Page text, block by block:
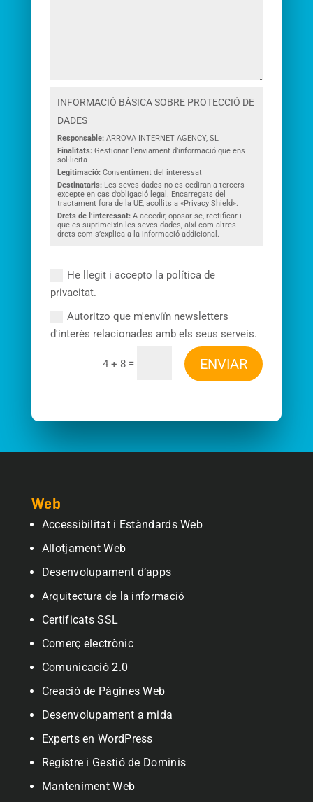
INFORMACIÓ BÀSICA SOBRE PROTECCIÓ DE
DADES
Responsable: ARROVA INTERNET AGENCY, SL
Finalitats:Gestionar l’enviament d’informació que ens
sol·licita
Legitimació: Consentiment del interessat
Destinataris: Les seves dades no es cediran a tercers
excepte en cas d’obligació legal. Encarregats del
tractament fora de la UE, acollits a «Privacy Shield».
Drets de l’interessat:A accedir, oposar-se, rectificar i
que es suprimeixin les seves dades, així com altres
drets com s’explica a la informació addicional.
He llegit i accepto la política de
privacitat.
Autoritzo que m'enviïn newsletters
d'interès relacionades amb els seus serveis.
4 + 8 = ENVIAR
Web
Accessibilitat i Estàndards Web
Allotjament Web
Desenvolupament d’apps
Arquitectura de la informació
Certificats SSL
Comerç electrònic
Comunicació 2.0
Creació de Pàgines Web
Desenvolupament a mida
Experts en WordPress
Registre i Gestió de Dominis
Manteniment Web